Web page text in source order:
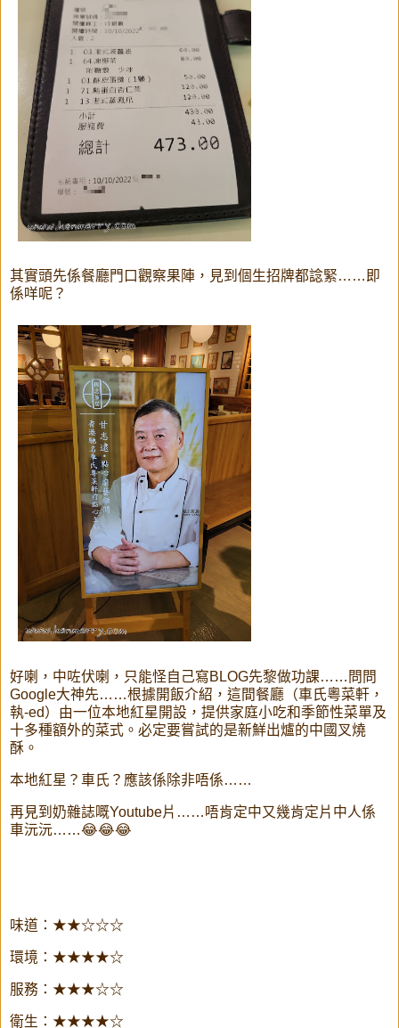
其實頭先係餐廳門口觀察果陣，見到個生招牌都諗緊……即
係咩呢？
好喇，中咗伏喇，只能怪自己寫BLOG先黎做功課……問問
Google大神先……根據開飯介紹，這間餐廳（車氏粵菜軒，
執-ed）由一位本地紅星開設，提供家庭小吃和季節性菜單及
十多種額外的菜式。必定要嘗試的是新鮮出爐的中國叉燒
酥。
本地紅星？車氏？應該係除非唔係……
再見到奶雜誌嘅Youtube片……唔肯定中又幾肯定片中人係
車沅沅……😂😂😂
味道：★★☆☆☆
環境：★★★★☆
服務：★★★☆☆
衛生：★★★★☆